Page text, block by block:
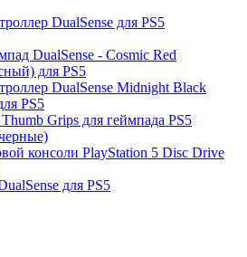
DualSense для PS5
DualSense - Cosmic Red
для PS5
DualSense Midnight Black
PS5
Grips для геймпада PS5
консоли PlayStation 5 Disc Drive
для PS5